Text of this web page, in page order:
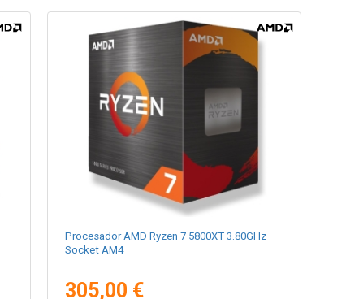
Procesador AMD Ryzen 7 5800XT 3.80GHz
Socket AM4
305,00 €